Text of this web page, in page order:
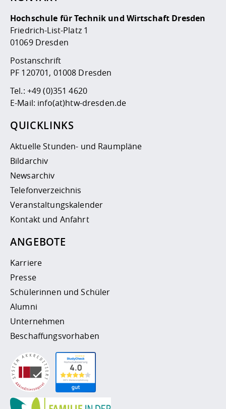
Hochschule für Technik und Wirtschaft Dresden
Friedrich-List-Platz 1
01069 Dresden
Postanschrift
PF 120701, 01008 Dresden
Tel.: +49 (0)351 4620
E-Mail: info(at)htw-dresden.de
QUICKLINKS
Aktuelle Stunden- und Raumpläne
Bildarchiv
Newsarchiv
Telefonverzeichnis
Veranstaltungskalender
Kontakt und Anfahrt
ANGEBOTE
Karriere
Presse
Schülerinnen und Schüler
Alumni
Unternehmen
Beschaffungsvorhaben